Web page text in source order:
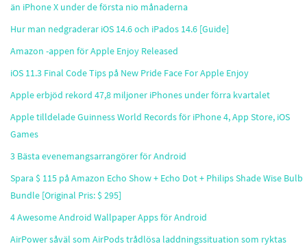
än iPhone X under de första nio månaderna
Hur man nedgraderar iOS 14.6 och iPados 14.6 [Guide]
Amazon -appen för Apple Enjoy Released
iOS 11.3 Final Code Tips på New Pride Face For Apple Enjoy
Apple erbjöd rekord 47,8 miljoner iPhones under förra kvartalet
Apple tilldelade Guinness World Records för iPhone 4, App Store, iOS
Games
3 Bästa evenemangsarrangörer för Android
Spara $ 115 på Amazon Echo Show + Echo Dot + Philips Shade Wise Bulb
Bundle [Original Pris: $ 295]
4 Awesome Android Wallpaper Apps för Android
AirPower såväl som AirPods trådlösa laddningssituation som ryktas